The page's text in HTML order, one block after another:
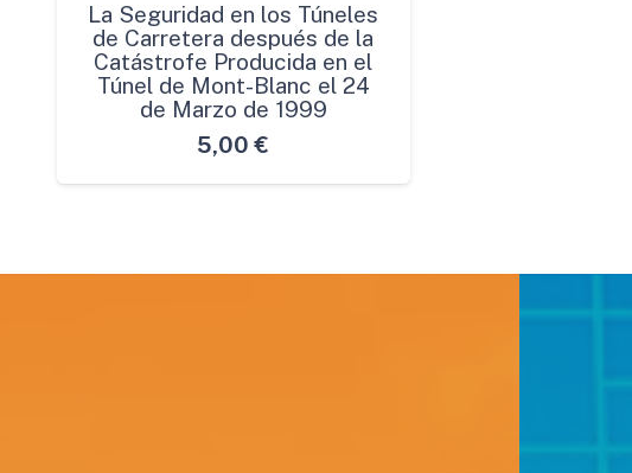
La Seguridad en los Túneles
de Carretera después de la
Catástrofe Producida en el
Túnel de Mont-Blanc el 24
de Marzo de 1999
5,00 €